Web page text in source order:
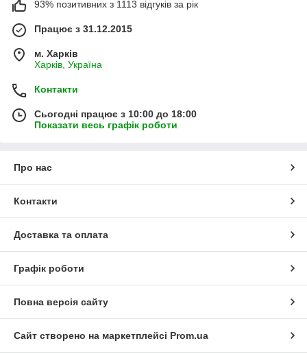
93% позитивних з 1113 відгуків за рік
Працює з 31.12.2015
м. Харків
Харків, Україна
Контакти
Сьогодні працює з 10:00 до 18:00
Показати весь графік роботи
Про нас
Контакти
Доставка та оплата
Графік роботи
Повна версія сайту
Сайт створено на маркетплейсі Prom.ua